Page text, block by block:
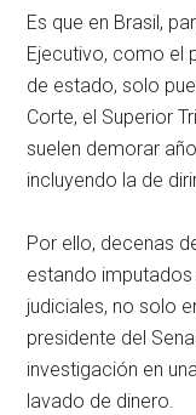
Es que en Brasil,
Ejecutivo, como el
de estado, solo
Corte, el Superior
suelen demorar
incluyendo la de
Por ello, decenas
estando
judiciales, no solo
presidente del
investigación en
lavado de dinero.